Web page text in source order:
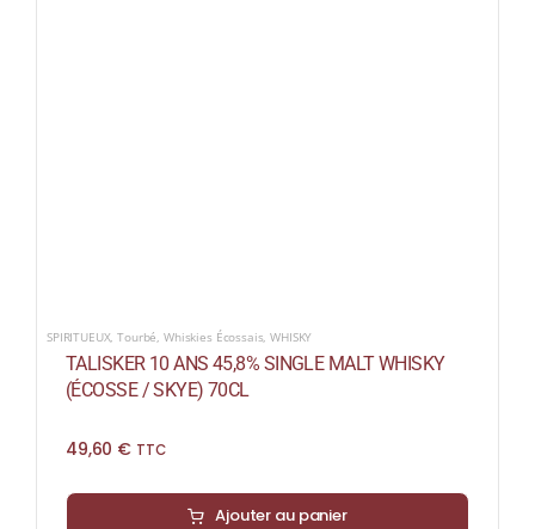
SPIRITUEUX,Tourbé, Whiskies Écossais,WHISKY
TALISKER 10 ANS 45,8% SINGLE MALT WHISKY
(ÉCOSSE / SKYE) 70CL
49,60 € TTC
Ajouter au panier